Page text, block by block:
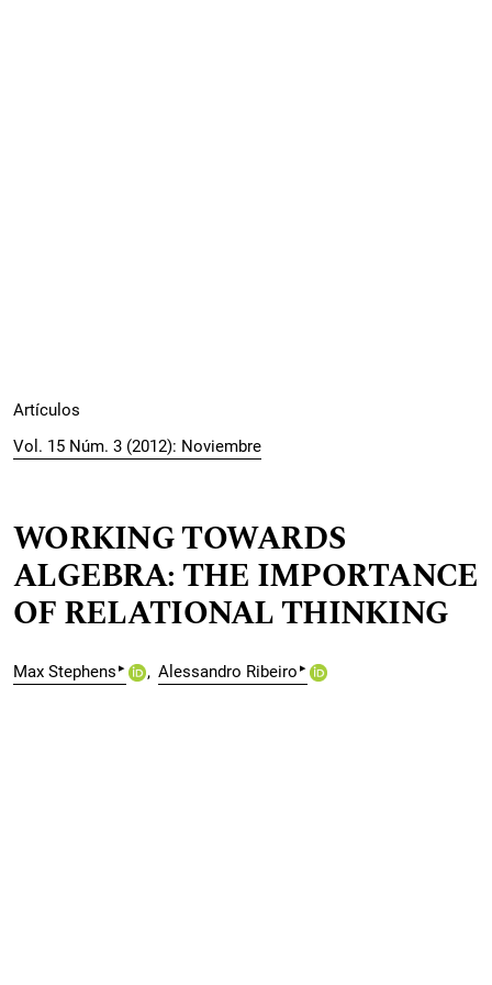
Artículos
Vol. 15 Núm. 3 (2012): Noviembre
WORKING TOWARDS
ALGEBRA: THE IMPORTANCE
OF RELATIONAL THINKING
Max Stephens ▸ Alessandro Ribeiro ▸